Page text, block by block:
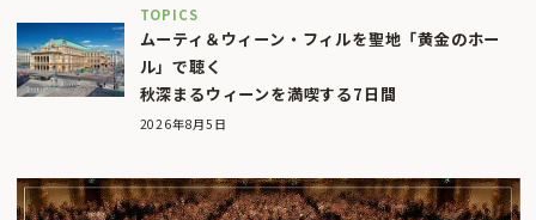
TOPICS
ムーティ＆ウィーン・フィルを聖地「黄金のホー
ル」で聴く
秋深まるウィーンを満喫する7日間
2026年8月5日